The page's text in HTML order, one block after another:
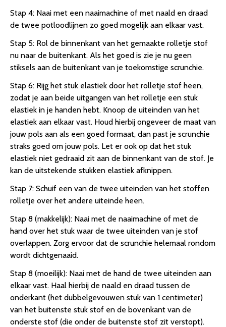
Stap 4: Naai met een naaimachine of met naald en draad
de twee potloodlijnen zo goed mogelijk aan elkaar vast.
Stap 5: Rol de binnenkant van het gemaakte rolletje stof
nu naar de buitenkant. Als het goed is zie je nu geen
stiksels aan de buitenkant van je toekomstige scrunchie.
Stap 6: Rijg het stuk elastiek door het rolletje stof heen,
zodat je aan beide uitgangen van het rolletje een stuk
elastiek in je handen hebt. Knoop de uiteinden van het
elastiek aan elkaar vast. Houd hierbij ongeveer de maat van
jouw pols aan als een goed formaat, dan past je scrunchie
straks goed om jouw pols. Let er ook op dat het stuk
elastiek niet gedraaid zit aan de binnenkant van de stof. Je
kan de uitstekende stukken elastiek afknippen.
Stap 7: Schuif een van de twee uiteinden van het stoffen
rolletje over het andere uiteinde heen.
Stap 8 (makkelijk): Naai met de naaimachine of met de
hand over het stuk waar de twee uiteinden van je stof
overlappen. Zorg ervoor dat de scrunchie helemaal rondom
wordt dichtgenaaid.
Stap 8 (moeilijk): Naai met de hand de twee uiteinden aan
elkaar vast. Haal hierbij de naald en draad tussen de
onderkant (het dubbelgevouwen stuk van 1 centimeter)
van het buitenste stuk stof en de bovenkant van de
onderste stof (die onder de buitenste stof zit verstopt).